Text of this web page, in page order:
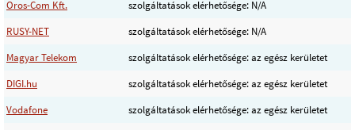
Oros-Com Kft.
szolgáltatások elérhetősége: N/A
RUSY-NET
szolgáltatások elérhetősége: N/A
Magyar Telekom
szolgáltatások elérhetősége: az egész kerületet
DIGI.hu
szolgáltatások elérhetősége: az egész kerületet
Vodafone
szolgáltatások elérhetősége: az egész kerületet